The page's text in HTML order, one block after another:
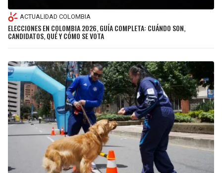
ACTUALIDAD COLOMBIA
ELECCIONES EN COLOMBIA 2026, GUÍA COMPLETA: CUÁNDO SON,
CANDIDATOS, QUÉ Y CÓMO SE VOTA